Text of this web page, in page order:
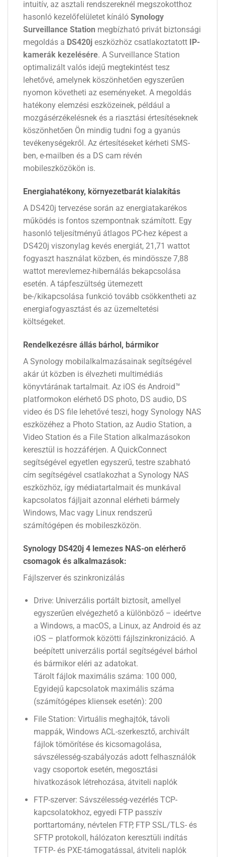
intuitív, az asztali rendszereknél megszokotthoz
hasonló kezelőfelületet kínáló Synology
Surveillance Station megbízható privát biztonsági
megoldás a DS420j eszközhöz csatlakoztatott
IP-
kamerák kezelésére. A Surveillance Station
optimalizált valós idejű megtekintést tesz
lehetővé, amelynek köszönhetően egyszerűen
nyomon követheti az eseményeket. A megoldás
hatékony elemzési eszközeinek, például a
mozgásérzékelésnek és a riasztási értesítéseknek
köszönhetően Ön mindig tudni fog a gyanús
tevékenységekről. Az értesítéseket kérheti SMS-
ben, e-mailben és a DS cam révén
mobileszközökön is.
Energiahatékony, környezetbarát kialakítás
A DS420j tervezése során az energiatakarékos
működés is fontos szempontnak számított. Egy
hasonló teljesítményű átlagos PC-hez képest a
DS420j viszonylag kevés energiát, 21,71 wattot
fogyaszt használat közben, és mindössze 7,88
wattot merevlemez-hibernálás bekapcsolása
esetén. A tápfeszültség ütemezett
be-/kikapcsolása funkció tovább csökkentheti az
energiafogyasztást és az üzemeltetési
költségeket.
Rendelkezésre állás bárhol, bármikor
A Synology mobilalkalmazásainak segítségével
akár út közben is élvezheti multimédiás
könyvtárának tartalmait. Az iOS és Android™
platformokon elérhető DS photo, DS audio, DS
video és DS file lehetővé teszi, hogy Synology NAS
eszközéhez a Photo Station, az Audio Station, a
Video Station és a File Station alkalmazásokon
keresztül is hozzáférjen. A QuickConnect
segítségével egyetlen egyszerű, testre szabható
cím segítségével csatlakozhat a Synology NAS
eszközhöz, így médiatartalmait és munkával
kapcsolatos fájljait azonnal elérheti bármely
Windows, Mac vagy Linux rendszerű
számítógépen és mobileszközön.
Synology DS420j 4 lemezes NAS-on elérherő
csomagok és alkalmazások:
Fájlszerver és szinkronizálás
Drive: Univerzális portált biztosít, amellyel
egyszerűen elvégezhető a különböző – ideértve
a Windows, a macOS, a Linux, az Android és az
iOS – platformok közötti fájlszinkronizáció. A
beépített univerzális portál segítségével bárhol
és bármikor eléri az adatokat.
Tárolt fájlok maximális száma: 100 000,
Egyidejű kapcsolatok maximális száma
(számítógépes kliensek esetén): 200
File Station: Virtuális meghajtók, távoli
mappák, Windows ACL-szerkesztő, archivált
fájlok tömörítése és kicsomagolása,
sávszélesség-szabályozás adott felhasználók
vagy csoportok esetén, megosztási
hivatkozások létrehozása, átviteli naplók
FTP-szerver: Sávszélesség-vezérlés TCP-
kapcsolatokhoz, egyedi FTP passzív
porttartomány, névtelen FTP, FTP SSL/TLS- és
SFTP protokoll, hálózaton keresztüli indítás
TFTP- és PXE-támogatással, átviteli naplók